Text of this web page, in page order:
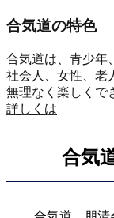
合気道の特色
合気道は、青少年
社会人、女性、老
無理なく楽しくで
詳しくは
合気